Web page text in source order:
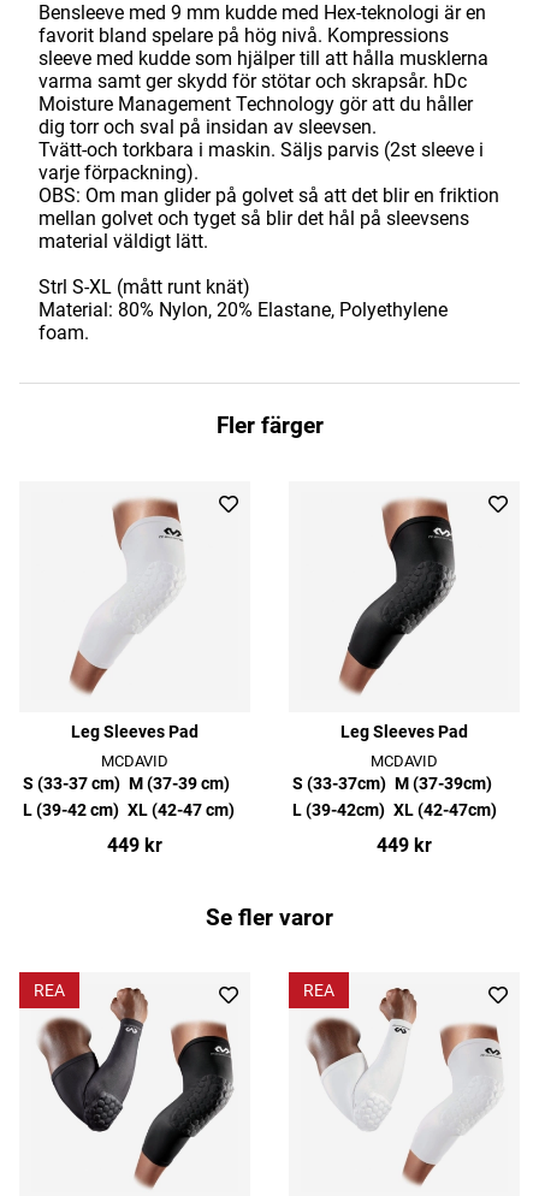
Bensleeve med 9 mm kudde med Hex-teknologi är en
favorit bland spelare på hög nivå. Kompressions
sleeve med kudde som hjälper till att hålla musklerna
varma samt ger skydd för stötar och skrapsår. hDc
Moisture Management Technology gör att du håller
dig torr och sval på insidan av sleevsen.
Tvätt-och torkbara i maskin. Säljs parvis (2st sleeve i
varje förpackning).
OBS: Om man glider på golvet så att det blir en friktion
mellan golvet och tyget så blir det hål på sleevsens
material väldigt lätt.
Strl S-XL (mått runt knät)
Material: 80% Nylon, 20% Elastane, Polyethylene
foam.
Fler färger
Leg Sleeves Pad
MCDAVID
S (33-37 cm) M (37-39 cm)
L (39-42 cm) XL (42-47 cm)
449 kr
Leg Sleeves Pad
MCDAVID
S (33-37cm) M (37-39cm)
L (39-42cm) XL (42-47cm)
449 kr
Se fler varor
REA REA